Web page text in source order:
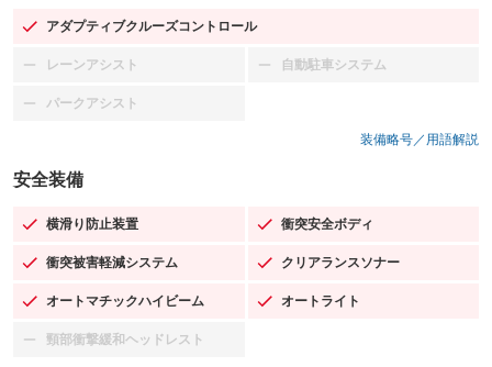
アダプティブクルーズコントロール
：装備あり
レーンアシスト
：装備なし 自動駐車システム
：装備なし
パークアシスト
：装備なし
装備略号／用語解説
安全装備
横滑り防止装置
：装備あり 衝突安全ボディ
：装備あり
衝突被害軽減システム
：装備あり クリアランスソナー
：装備あり
オートマチックハイビーム
：装備あり オートライト
：装備あり
頸部衝撃緩和ヘッドレスト
：装備なし